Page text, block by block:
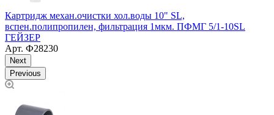
Картридж механ.очистки хол.воды 10" SL,
вспен.полипропилен, фильтрация 1мкм. ПФМГ 5/1-10SL
ГЕЙЗЕР
Арт. Ф28230
Next
Previous